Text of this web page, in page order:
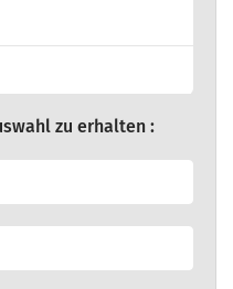
zu erhalten :